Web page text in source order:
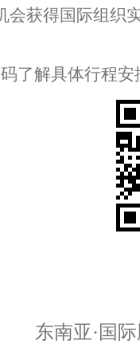
会获得国际组织
了解具体行程安
东南亚·国